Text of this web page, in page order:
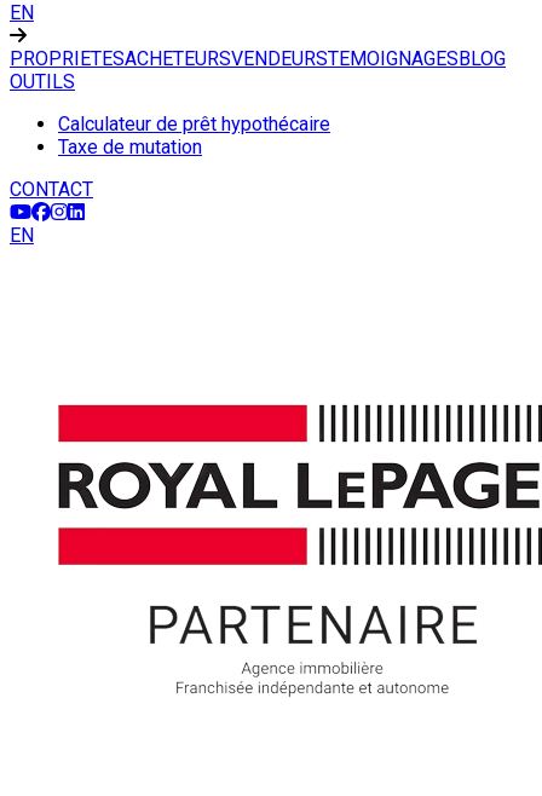
EN
PROPRIETESACHETEURSVENDEURSTEMOIGNAGESBLOG
OUTILS
Calculateur de prêt hypothécaire
Taxe de mutation
CONTACT
EN